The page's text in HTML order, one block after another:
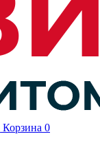
Корзина 0